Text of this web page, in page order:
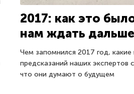
2017: как это
нам ждать дальше
Чем запомнился 2017 год, какие
предсказаний наших экспертов
что они думают о будущем